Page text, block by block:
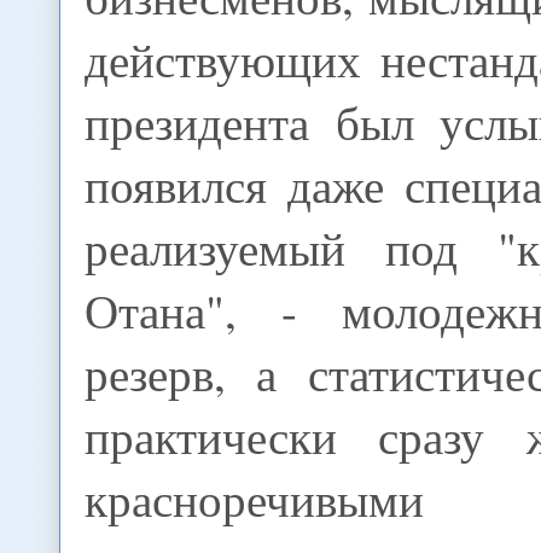
действующих
президента был
появился даже
реализуемый под
Отана", -
резерв, а
практически сразу